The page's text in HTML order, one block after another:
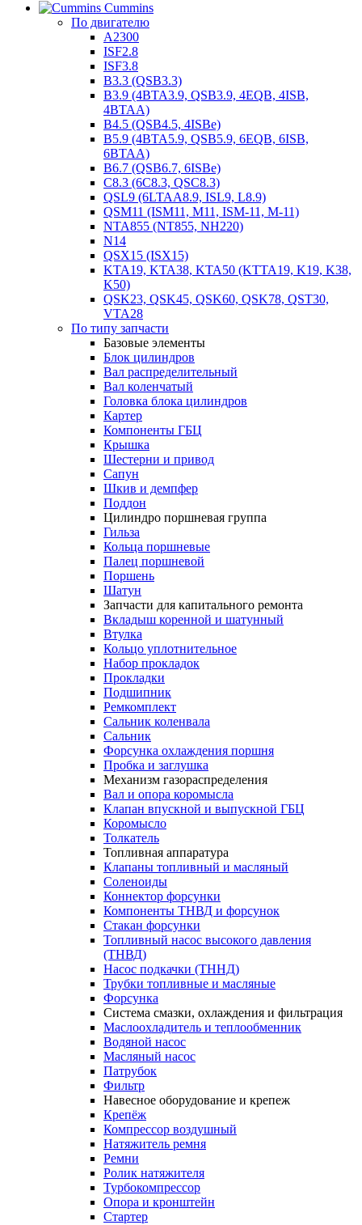
Cummins
По двигателю
A2300
ISF2.8
ISF3.8
B3.3 (QSB3.3)
B3.9 (4BTA3.9, QSB3.9, 4EQB, 4ISB,
4BTAA)
B4.5 (QSB4.5, 4ISBe)
B5.9 (4BTA5.9, QSB5.9, 6EQB, 6ISB,
6BTAA)
B6.7 (QSB6.7, 6ISBe)
C8.3 (6C8.3, QSC8.3)
QSL9 (6LTAA8.9, ISL9, L8.9)
QSM11 (ISM11, M11, ISM-11, M-11)
NTA855 (NT855, NH220)
N14
QSX15 (ISX15)
KTA19, KTA38, KTA50 (KTTA19, K19, K38,
K50)
QSK23, QSK45, QSK60, QSK78, QST30,
VTA28
По типу запчасти
Базовые элементы
Блок цилиндров
Вал распределительный
Вал коленчатый
Головка блока цилиндров
Картер
Компоненты ГБЦ
Крышка
Шестерни и привод
Сапун
Шкив и демпфер
Поддон
Цилиндро поршневая группа
Гильза
Кольца поршневые
Палец поршневой
Поршень
Шатун
Запчасти для капитального ремонта
Вкладыш коренной и шатунный
Втулка
Кольцо уплотнительное
Набор прокладок
Прокладки
Подшипник
Ремкомплект
Сальник коленвала
Сальник
Форсунка охлаждения поршня
Пробка и заглушка
Механизм газораспределения
Вал и опора коромысла
Клапан впускной и выпускной ГБЦ
Коромысло
Толкатель
Топливная аппаратура
Клапаны топливный и масляный
Соленоиды
Коннектор форсунки
Компоненты ТНВД и форсунок
Стакан форсунки
Топливный насос высокого давления
(ТНВД)
Насос подкачки (ТННД)
Трубки топливные и масляные
Форсунка
Система смазки, охлаждения и фильтрация
Маслоохладитель и теплообменник
Водяной насос
Масляный насос
Патрубок
Фильтр
Навесное оборудование и крепеж
Крепёж
Компрессор воздушный
Натяжитель ремня
Ремни
Ролик натяжителя
Турбокомпрессор
Опора и кронштейн
Стартер